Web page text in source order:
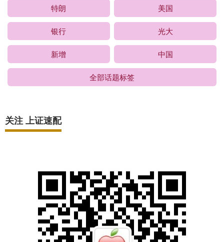
特朗 美国
银行 光大
新增 中国
全部话题标签
关注 上证速配